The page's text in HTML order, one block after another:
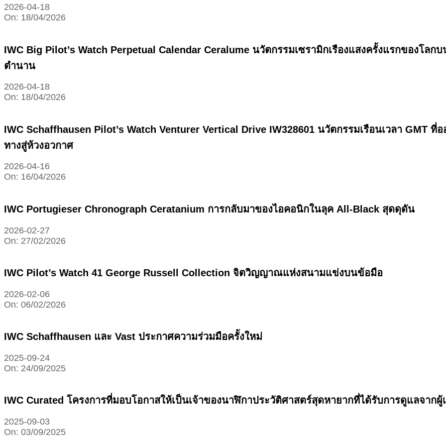
2026-04-18
On: 18/04/2026
IWC Big Pilot’s Watch Perpetual Calendar Ceralume นวัตกรรมเซรามิกเรืองแสงครั้งแรกของโลก
ตำนาน
2026-04-18
On: 18/04/2026
IWC Schaffhausen Pilot’s Watch Venturer Vertical Drive IW328601 นวัตกรรมเรือนเวลา GMT ที่
ทางสู่ห้วงอวกาศ
2026-04-16
On: 16/04/2026
IWC Portugieser Chronograph Ceratanium การกลับมาของไอคอนิกในลุค All-Black สุดดุดัน
2026-02-27
On: 27/02/2026
IWC Pilot’s Watch 41 George Russell Collection จิตวิญญาณแห่งสนามแข่งบนข้อมือ
2026-02-06
On: 06/02/2026
IWC Schaffhausen และ Vast ประกาศความร่วมมือครั้งใหม่
2025-09-24
On: 24/09/2025
IWC Curated โครงการที่มอบโอกาสให้เป็นเจ้าของนาฬิกาประวัติศาสตร์สุดหายากที่ได้รับการดูแลจาก
2025-09-03
On: 03/09/2025